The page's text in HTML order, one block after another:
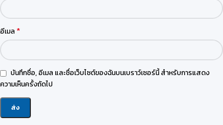
อีเมล *
บันทึกชื่อ, อีเมล และชื่อเว็บไซต์ของฉันบนเบราว์เซอร์นี้ สำหรับการแสดง
ความเห็นครั้งถัดไป